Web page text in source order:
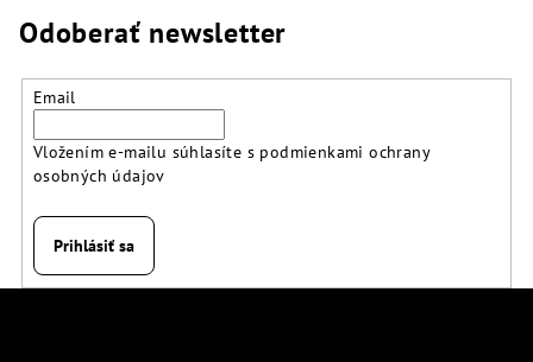
Odoberať newsletter
Email
Vložením e-mailu súhlasíte s podmienkami ochrany
osobných údajov
Prihlásiť sa